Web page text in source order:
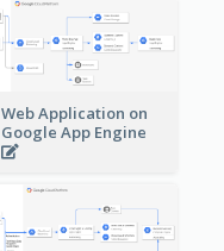
Web Application on
Google App Engine